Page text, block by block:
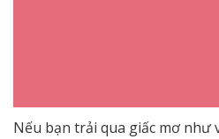
Nếu bạn trải qua giấc mơ như